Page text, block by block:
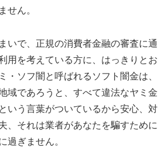
せん。
いで、正規の消費者金融の審査に通
用を考えている方に、はっきりとお
・ソフ闇と呼ばれるソフト闇金は、
域であろうと、すべて違法なヤミ金
いう言葉がついているから安心、対
、それは業者があなたを騙すために
過ぎません。